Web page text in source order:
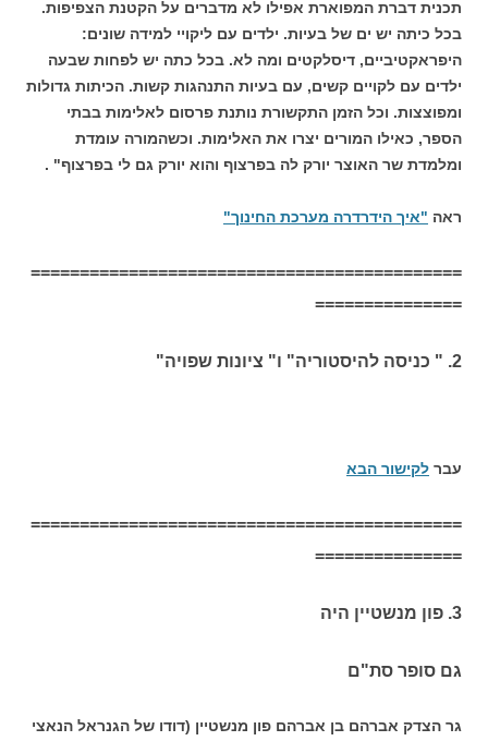
תכנית דברת המפוארת אפילו לא מדברים על הקטנת הצפיפות.
בכל כיתה יש ים של בעיות. ילדים עם ליקויי למידה שונים:
היפראקטיביים, דיסלקטים ומה לא. בכל כתה יש לפחות שבעה
ילדים עם לקויים קשים, עם בעיות התנהגות קשות. הכיתות גדולות
ומפוצצות. וכל הזמן התקשורת נותנת פרסום לאלימות בבתי
הספר, כאילו המורים יצרו את האלימות. וכשהמורה עומדת
ומלמדת שר האוצר יורק לה בפרצוף והוא יורק גם לי בפרצוף" .
ראה "איך הידרדרה מערכת החינוך"
============================================
===============
2. " כניסה להיסטוריה" ו" ציונות שפויה"
עבר לקישור הבא
============================================
===============
3. פון מנשטיין היה
גם סופר סת"ם
גר הצדק אברהם בן אברהם פון מנשטיין (דודו של הגנראל הנאצי